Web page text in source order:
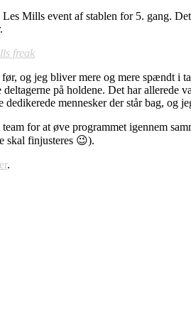
Les Mills event af stablen for 5. gang.
freak
og jeg bliver mere og mere spændt i
deltagerne på holdene. Det har
mennesker der står bag, og
for at øve programmet igennem
skal finjusteres 😉).
.